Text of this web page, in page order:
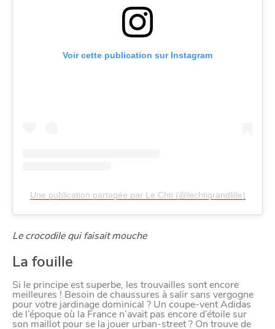
Voir cette publication sur Instagram
Une publication partagée par Le Chti (@lechtigrandlille)
Le crocodile qui faisait mouche
La fouille
Si le principe est superbe, les trouvailles sont encore
meilleures ! Besoin de chaussures à salir sans vergogne
pour votre jardinage dominical ? Un coupe-vent Adidas
de l’époque où la France n’avait pas encore d’étoile sur
son maillot pour se la jouer urban-street ? On trouve de
VIVRE
dans